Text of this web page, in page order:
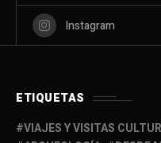
Instagram
ETIQUETAS
VIAJES Y VISITAS